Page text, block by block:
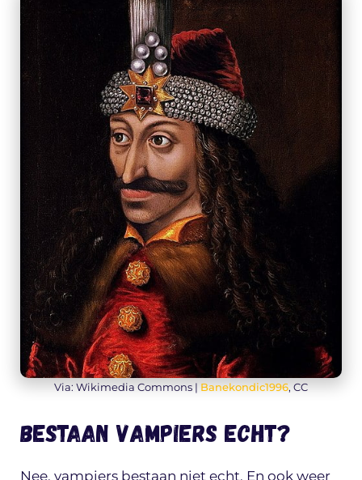
Via: Wikimedia Commons | Banekondic1996, CC
Bestaan vampiers echt?
Nee, vampiers bestaan niet echt. En ook weer